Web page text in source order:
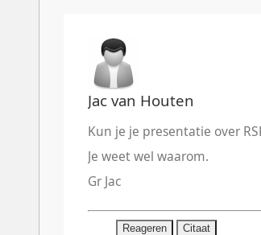
Jac van Houten
Kun je je presentatie over
Je weet wel waarom.
Gr Jac
Reageren Citaat